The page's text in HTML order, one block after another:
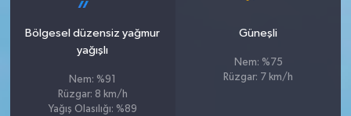
Bölgesel düzensiz yağmur
yağışlı
Nem: %91
Rüzgar: 8 km/h
Yağış Olasılığı: %89
Güneşli
Nem: %75
Rüzgar: 7 km/h